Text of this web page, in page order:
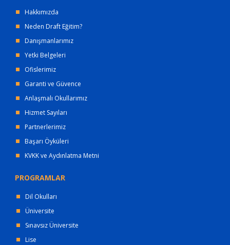
Hakkımızda
Neden Draft Eğitim?
Danışmanlarımız
Yetki Belgeleri
Ofislerimiz
Garanti ve Güvence
Anlaşmalı Okullarımız
Hizmet Sayıları
Partnerlerimiz
Başarı Öyküleri
KVKK ve Aydınlatma Metni
PROGRAMLAR
Dil Okulları
Üniversite
Sınavsız Üniversite
Lise